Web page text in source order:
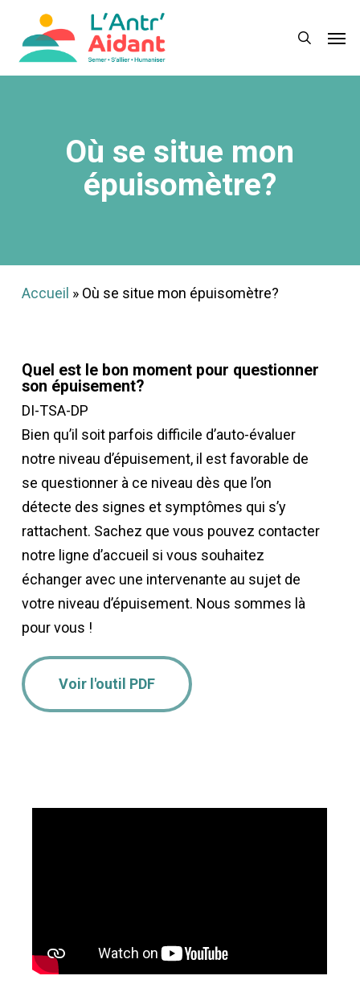
main
search
Où se situe mon
épuisomètre?
Accueil » Où se situe mon épuisomètre?
Quel est le bon moment pour questionner
son épuisement?
DI-TSA-DP
Bien qu’il soit parfois difficile d’auto-évaluer
notre niveau d’épuisement, il est favorable de
se questionner à ce niveau dès que l’on
détecte des signes et symptômes qui s’y
rattachent. Sachez que vous pouvez contacter
notre ligne d’accueil si vous souhaitez
échanger avec une intervenante au sujet de
votre niveau d’épuisement. Nous sommes là
pour vous !
Voir l'outil PDF